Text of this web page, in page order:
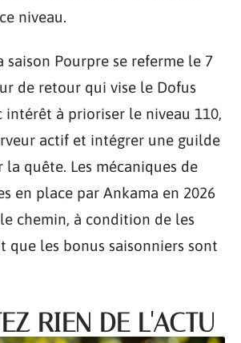
niveau.
saison Pourpre se referme le 7
de retour qui vise le Dofus
intérêt à prioriser le niveau 110,
actif et intégrer une guilde
la quête. Les mécaniques de
en place par Ankama en 2026
chemin, à condition de les
que les bonus saisonniers sont
RIEN DE L'ACTU